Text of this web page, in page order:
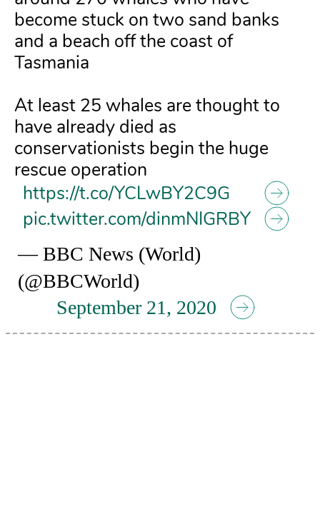
become stuck on two sand banks
and a beach off the coast of
Tasmania
At least 25 whales are thought to
have already died as
conservationists begin the huge
rescue operation
https://t.co/YCLwBY2C9G
pic.twitter.com/dinmNIGRBY
— BBC News (World)
(@BBCWorld)
September 21, 2020